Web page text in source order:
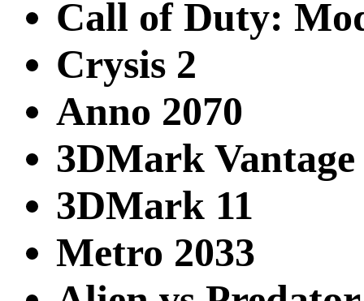
Call of Duty:
Crysis 2
Anno 2070
3DMark Vantage
3DMark 11
Metro 2033